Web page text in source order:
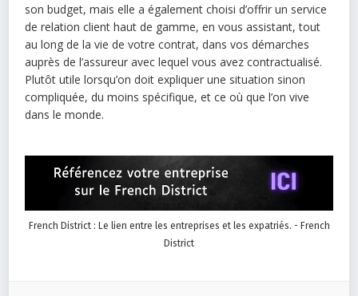
son budget, mais elle a également choisi d’offrir un service
de relation client haut de gamme, en vous assistant, tout
au long de la vie de votre contrat, dans vos démarches
auprès de l’assureur avec lequel vous avez contractualisé.
Plutôt utile lorsqu’on doit expliquer une situation sinon
compliquée, du moins spécifique, et ce où que l’on vive
dans le monde.
French District : Le lien entre les entreprises et les expatriés. - French
District